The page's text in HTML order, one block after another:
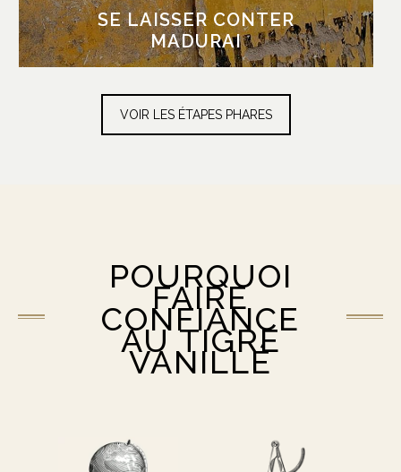
SE LAISSER CONTER
MADURAI
restaurant local.
VOIR LES ÉTAPES PHARES
POURQUOI
FAIRE
CONFIANCE
AU TIGRE
VANILLÉ